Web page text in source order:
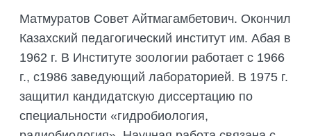
Матмуратов Совет Айтмагамбетович. Окончил
Казахский педагогический институт им. Абая в
1962 г. В Институте зоологии работает с 1966
г., с1986 заведующий лабораторией. В 1975 г.
защитил кандидатскую диссертацию по
специальности «гидробиология,